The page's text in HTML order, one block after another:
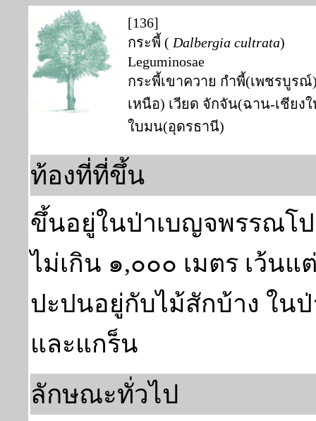
[136]
กระพี้ ( Dalbergia cultrata)
Leguminosae
กระพี้เขาควาย กำพี้(เพชรบูรณ์
เหนือ) เวียด จักจัน(ฉาน-เชียง
ใบมน(อุดรธานี)
ท้องที่ที่ขึ้น
ขึ้นอยู่ในป่าเบญจพรรณโป
ไม่เกิน ๑,๐๐๐ เมตร เว้น
ปะปนอยู่กับไม้สักบ้าง ใน
และแกร็น
ลักษณะทั่วไป